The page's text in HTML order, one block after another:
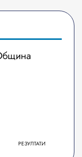
РЕЗУЛТАТИ